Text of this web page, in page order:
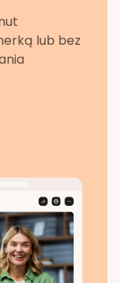
lub bez